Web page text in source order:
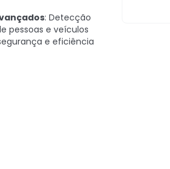
: Detecção
pessoas e veículos
e eficiência